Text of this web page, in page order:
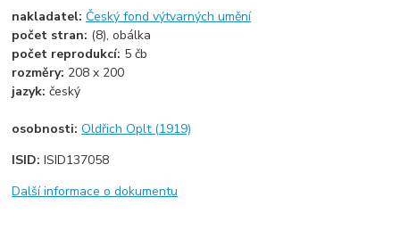
nakladatel: Český fond výtvarných umění
počet stran: (8), obálka
počet reprodukcí: 5 čb
rozměry: 208 x 200
jazyk:český
osobnosti:Oldřich Oplt (1919)
ISID:ISID137058
Další informace o dokumentu